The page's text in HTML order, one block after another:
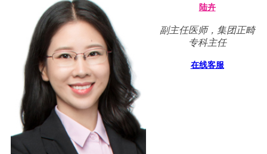
陆卉
副主任医师，集团正畸
专科主任
在线客服